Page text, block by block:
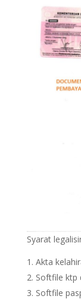
Syarat
Akta
Softfile ktp
Softfile